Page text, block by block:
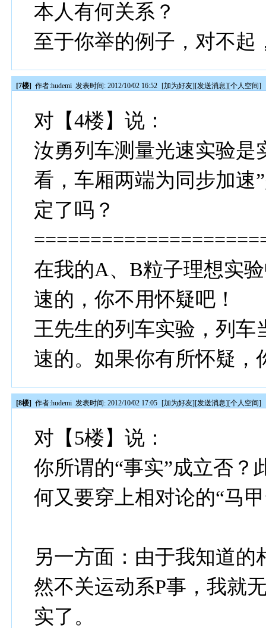
本人有何关系？
至于你举的例子，对不起
[7楼] 作者:hudemi 发表时间: 2012/10/02 16:52 [加为好友][发送消息][个人空间]
对【4楼】说：
汝勇列车测量光速实验是
看，车厢两端为同步加速
定了吗？
在我的A、B粒子理想实
速的，你不用怀疑吧！
王先生的列车实验，列车
速的。如果你有所怀疑，
[8楼] 作者:hudemi 发表时间: 2012/10/02 17:05 [加为好友][发送消息][个人空间]
对【5楼】说：
你所谓的“事实”成立否
何又要穿上相对论的“马
另一方面：由于我知道的
然不关运动系P事，我就
实了。